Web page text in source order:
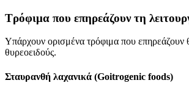
Τρόφιμα που επηρεάζουν τη
Υπάρχουν ορισμένα τρόφιμα που επηρεάζουν
θυρεοειδούς.
Σταυρανθή λαχανικά (Goitrogenic foods)